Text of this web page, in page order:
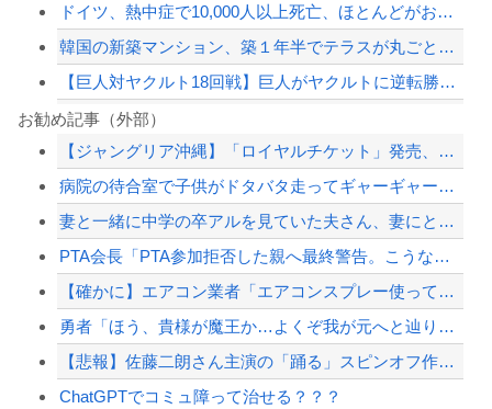
ドイツ、熱中症で10,000人以上死亡、ほとんどがお前らと同年代で若者は元気💪
韓国の新築マンション、築１年半でテラスが丸ごと落下ｗｗｗｗｗ
【巨人対ヤクルト18回戦】巨人がヤクルトに逆転勝ち 首位阪神と0.5差！貯金は1...
【悲報】日本人さん、中国韓国と比べて身長が低かったｗｗｗ
PCA、WAR8.0ｗｗｗｗｗｗｗｗｗｗｗｗ
ジャンポケ斎藤と代理人のやりとり、「地獄すぎて完全にコントになってる……」と衝撃...
【配信者】「金バエ」のSNS更新が1週間途絶え、様々な憶測が飛び交う。1週間ぶり...
【緊急速報】NYで警官が黒人男性の首を絞め、暴動第二波不可避へ
お勧め記事（外部）
【ジャングリア沖縄】「ロイヤルチケット」発売、アトラクション優先案内、ソフトドリ...
病院の待合室で子供がドタバタ走ってギャーギャー騒いでても親はスマホポチポチか談笑...
妻と一緒に中学の卒アルを見ていた夫さん、妻にとんでもない秘密をバレて震える・・・
PTA会長「PTA参加拒否した親へ最終警告。こうなってもいい？」
【確かに】エアコン業者「エアコンスプレー使っても室内に風を送り込んでるファンは汚...
勇者「ほう、貴様が魔王か…よくぞ我が元へと辿り着いた。」
【悲報】佐藤二朗さん主演の「踊る」スピンオフ作品、結局撮影中止が決定wwwwww...
ChatGPTでコミュ障って治せる？？？